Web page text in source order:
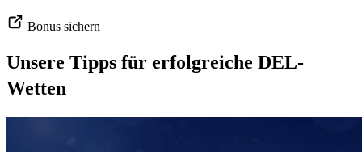
Bonus sichern
Unsere Tipps für erfolgreiche DEL-
Wetten